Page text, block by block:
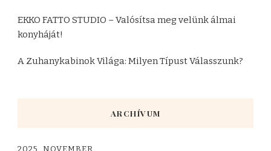
EKKO FATTO STUDIO – Valósítsa meg velünk álmai
konyháját!
A Zuhanykabinok Világa: Milyen Típust Válasszunk?
ARCHÍVUM